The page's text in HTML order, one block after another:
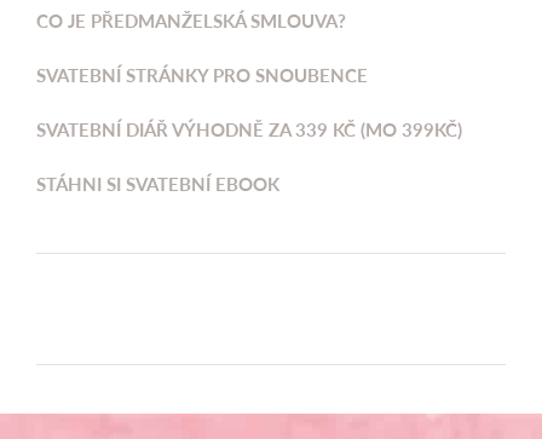
CO JE PŘEDMANŽELSKÁ SMLOUVA?
SVATEBNÍ STRÁNKY PRO SNOUBENCE
SVATEBNÍ DIÁŘ VÝHODNĚ ZA 339 KČ (MO 399KČ)
STÁHNI SI SVATEBNÍ EBOOK